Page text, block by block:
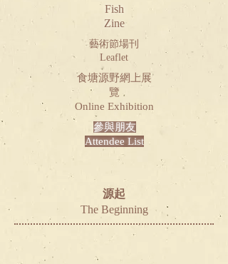
Fish
Zine
藝術節場刊
Leaflet
食塘源野網上展
覽
Online Exhibition
參與朋友
Attendee List
源起
The Beginning